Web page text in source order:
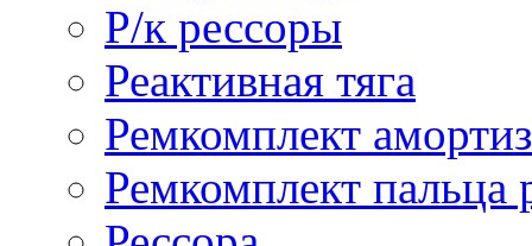
Р/к рессоры
Реактивная тяга
Ремкомплект
Ремкомплект пальца